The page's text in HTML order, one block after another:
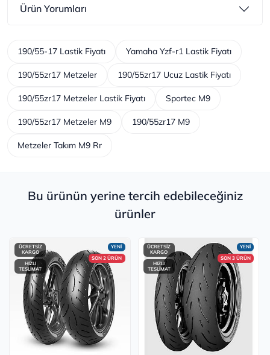
Ürün Yorumları
190/55-17 Lastik Fiyatı Yamaha Yzf-r1 Lastik Fiyatı
190/55zr17 Metzeler 190/55zr17 Ucuz Lastik Fiyatı
190/55zr17 Metzeler Lastik Fiyatı Sportec M9
190/55zr17 Metzeler M9 190/55zr17 M9
Metzeler Takım M9 Rr
Bu ürünün yerine tercih edebileceğiniz
ürünler
YENİ
SON 2 ÜRÜN
ÜCRETSİZ
KARGO
HIZLI
TESLİMAT
YENİ
SON 3 ÜRÜN
ÜCRETSİZ
KARGO
HIZLI
TESLİMAT